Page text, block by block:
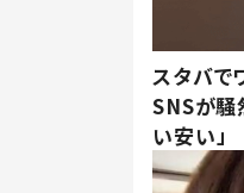
スタバで
SNSが騒
い安い」